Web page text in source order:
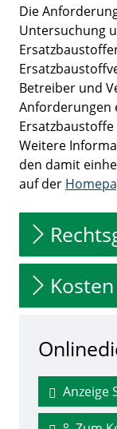
Die
Untersuchung
Betreiber und
Anforderungen
Weitere
den damit
auf der
Kosten
Anzeige